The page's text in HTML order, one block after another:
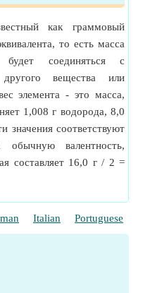
как граммовый
то есть масса
будет соединяться с
вещества или
элемента - это масса,
1,008 г водорода, 8,0
значения соответствуют
валентность,
составляет 16,0 г / 2 =
Italian Portuguese